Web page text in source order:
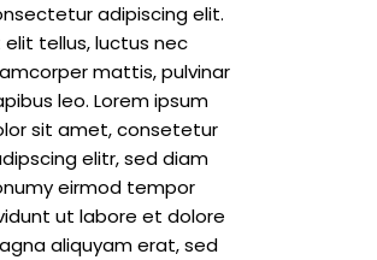
adipiscing elit.
elit tellus, luctus nec
mattis, pulvinar
leo. Lorem ipsum
sit amet, consetetur
elitr, sed diam
eirmod tempor
ut labore et dolore
aliquyam erat, sed